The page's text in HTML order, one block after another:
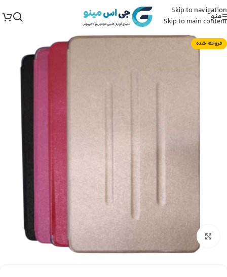
Skip to navigation
Skip to main content
منو
فروخته شده
برای بزرگنمایی کلیک کنید